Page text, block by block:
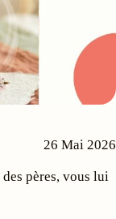
26 Mai 2026
pères, vous lui